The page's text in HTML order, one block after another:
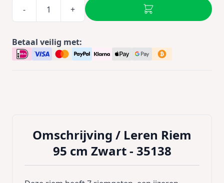
- +
Betaal veilig met:
Omschrijving / Leren Riem
95 cm Zwart - 35138